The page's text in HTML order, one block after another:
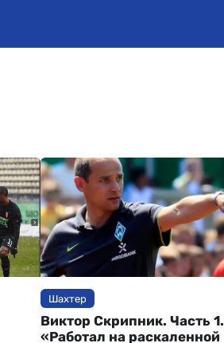
Шахтер
Виктор Скрипник. Часть 1.
«Работал на раскаленной